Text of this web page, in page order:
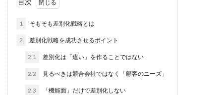
1 そもそも差別化戦略とは
2 差別化戦略を成功させるポイント
2.1 差別化は「違い」を作ることではない
2.2 見るべきは競合会社ではなく「顧客のニーズ」
2.3 「機能面」だけで差別化しない